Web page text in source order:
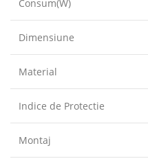
Consum(W)
Dimensiune
Material
Indice de Protectie
Montaj